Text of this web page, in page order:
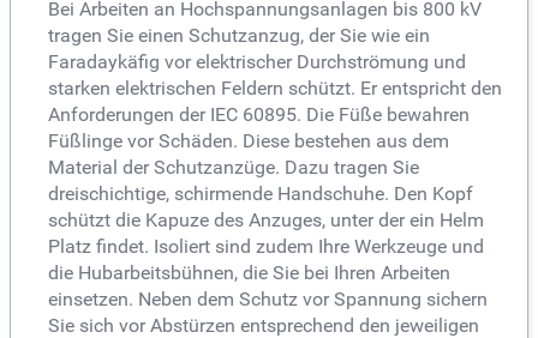
Bei Arbeiten an Hochspannungsanlagen bis 800 kV
tragen Sie einen Schutzanzug, der Sie wie ein
Faradaykäfig vor elektrischer Durchströmung und
starken elektrischen Feldern schützt. Er entspricht den
Anforderungen der IEC 60895. Die Füße bewahren
Füßlinge vor Schäden. Diese bestehen aus dem
Material der Schutzanzüge. Dazu tragen Sie
dreischichtige, schirmende Handschuhe. Den Kopf
schützt die Kapuze des Anzuges, unter der ein Helm
Platz findet. Isoliert sind zudem Ihre Werkzeuge und
die Hubarbeitsbühnen, die Sie bei Ihren Arbeiten
einsetzen. Neben dem Schutz vor Spannung sichern
Sie sich vor Abstürzen entsprechend den jeweiligen